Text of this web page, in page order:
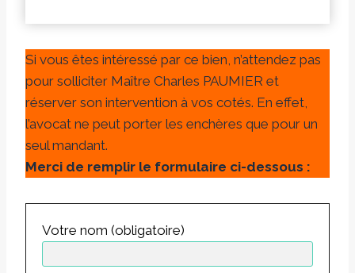
Si vous êtes intéressé par ce bien, n’attendez pas
pour solliciter Maître Charles PAUMIER et
réserver son intervention à vos cotés. En effet,
l’avocat ne peut porter les enchères que pour un
seul mandant.
Merci de remplir le formulaire ci-dessous :
Votre nom (obligatoire)